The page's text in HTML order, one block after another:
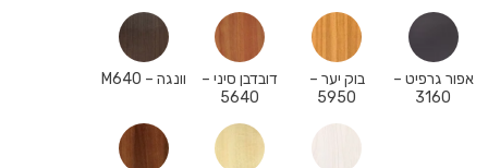
אפור גרפיט –
3160
בוק יער –
5950
דובדבן סיני –
5640
וונגה – M640